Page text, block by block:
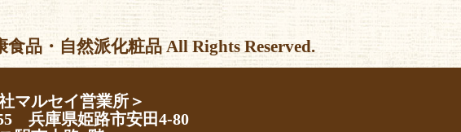
品・自然派化粧品 All Rights Reserved.
マルセイ営業所＞
兵庫県姫路市安田4-80